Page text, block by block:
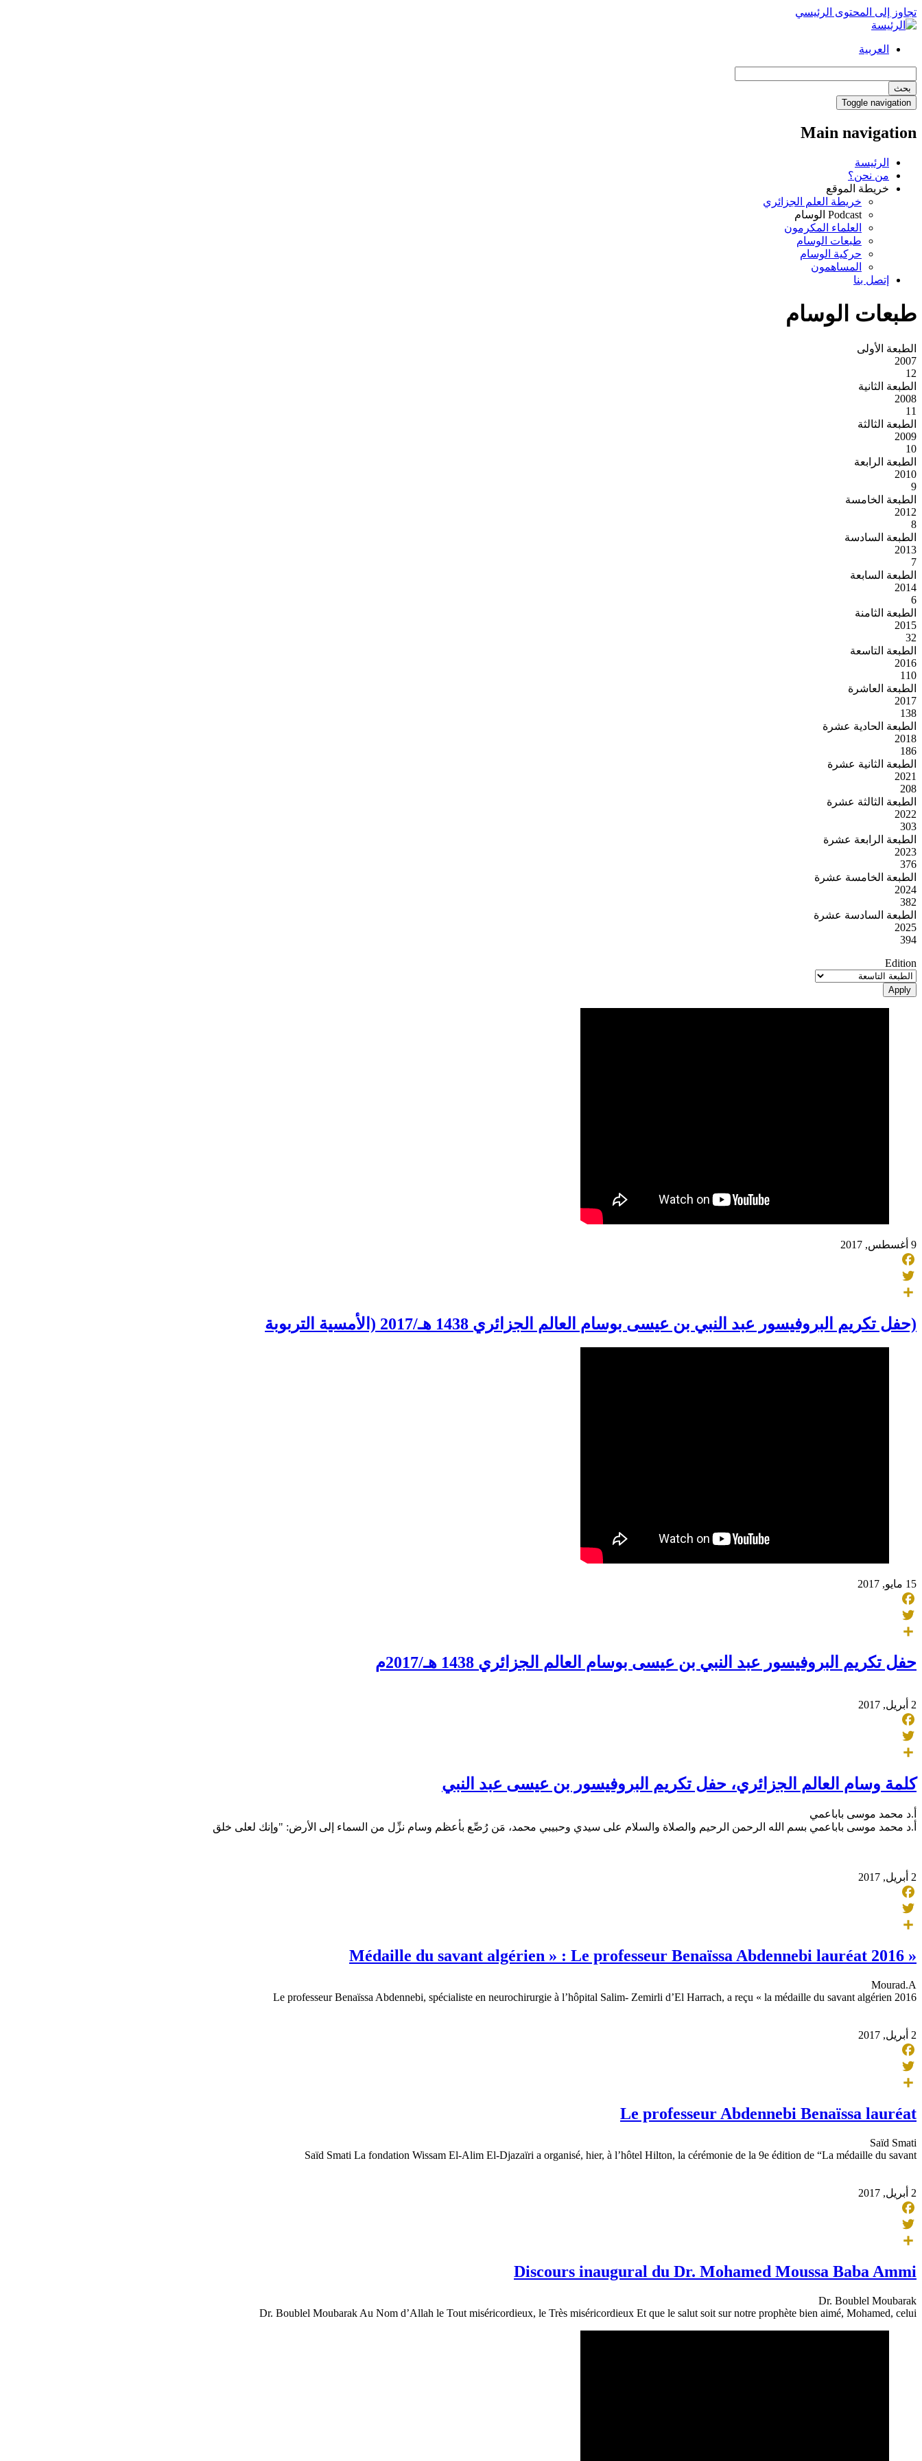
تجاوز إلى المحتوى الرئيسي
العربية
بحث
Toggle navigation
Main navigation
الرئيسة
من نحن؟
خريطة الموقع
خريطة العلم الجزائري
Podcast الوسام
العلماء المكرمون
طبعات الوسام
حركية الوسام
المساهمون
إتصل بنا
طبعات الوسام
الطبعة الأولى
2007
12
الطبعة الثانية
2008
11
الطبعة الثالثة
2009
10
الطبعة الرابعة
2010
9
الطبعة الخامسة
2012
8
الطبعة السادسة
2013
7
الطبعة السابعة
2014
6
الطبعة الثامنة
2015
32
الطبعة التاسعة
2016
110
الطبعة العاشرة
2017
138
الطبعة الحادية عشرة
2018
186
الطبعة الثانية عشرة
2021
208
الطبعة الثالثة عشرة
2022
303
الطبعة الرابعة عشرة
2023
376
الطبعة الخامسة عشرة
2024
382
الطبعة السادسة عشرة
2025
394
Edition
Apply
9 أغسطس, 2017
Facebook
Twitter
(حفل تكريم البروفيسور عبد النبي بن عيسى بوسام العالم الجزائري 1438 هـ/2017 (الأمسية التربوبة
15 مايو, 2017
Facebook
Twitter
حفل تكريم البروفيسور عبد النبي بن عيسى بوسام العالم الجزائري 1438 هـ/2017م
2 أبريل, 2017
Facebook
Twitter
كلمة وسام العالم الجزائري، حفل تكريم البروفيسور بن عيسى عبد النبي
أ.د محمد موسى باباعمي
أ.د محمد موسى باباعمي بسم الله الرحمن الرحيم والصلاة والسلام على سيدي وحبيبي محمد، مَن رُصِّع بأعظم وسام نزِّل من السماء إلى الأرض: "وإنك لعلى خلق
2 أبريل, 2017
Facebook
Twitter
« Médaille du savant algérien » : Le professeur Benaïssa Abdennebi lauréat 2016
Mourad.A
Le professeur Benaïssa Abdennebi, spécialiste en neurochirurgie à l’hôpital Salim- Zemirli d’El Harrach, a reçu « la médaille du savant algérien 2016
2 أبريل, 2017
Facebook
Twitter
Le professeur Abdennebi Benaïssa lauréat
Saïd Smati
Saïd Smati La fondation Wissam El-Alim El-Djazaïri a organisé, hier, à l’hôtel Hilton, la cérémonie de la 9e édition de “La médaille du savant
2 أبريل, 2017
Facebook
Twitter
Discours inaugural du Dr. Mohamed Moussa Baba Ammi
Dr. Boublel Moubarak
Dr. Boublel Moubarak Au Nom d’Allah le Tout miséricordieux, le Très miséricordieux Et que le salut soit sur notre prophète bien aimé, Mohamed, celui